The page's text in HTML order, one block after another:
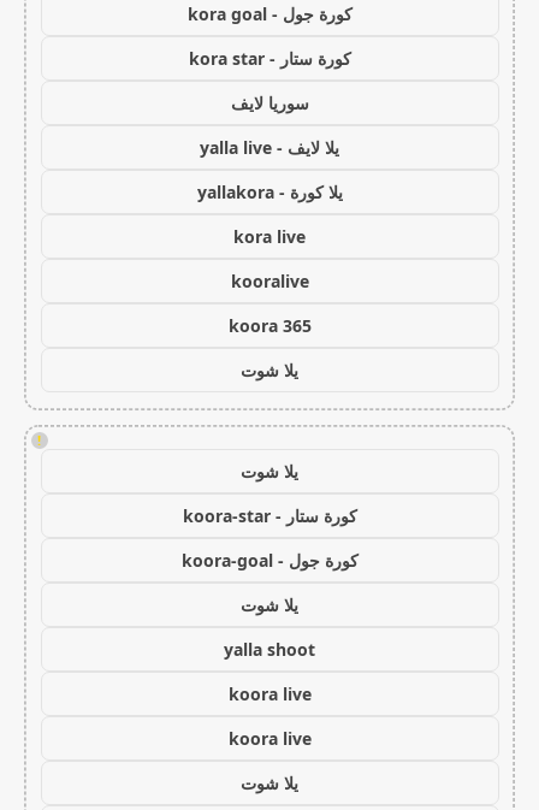
كورة جول - kora goal
كورة ستار - kora star
سوريا لايف
يلا لايف - yalla live
يلا كورة - yallakora
kora live
kooralive
koora 365
يلا شوت
!
يلا شوت
كورة ستار - koora-star
كورة جول - koora-goal
يلا شوت
yalla shoot
koora live
koora live
يلا شوت